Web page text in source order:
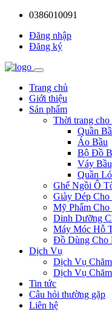
0386010091
Đăng nhập
Đăng ký
Trang chủ
Giới thiệu
Sản phẩm
Thời trang cho
Quần
Áo Bầu
Bộ Đồ
Váy
Quần
Ghế Ngồi Ô
Giày Dép Cho
Mỹ Phẩm Cho
Dinh Dưỡng
Máy Móc Hỗ
Đồ Dùng Cho
Dịch Vụ
Dịch Vụ
Dịch Vụ
Tin tức
Câu hỏi thường gặp
Liên hệ